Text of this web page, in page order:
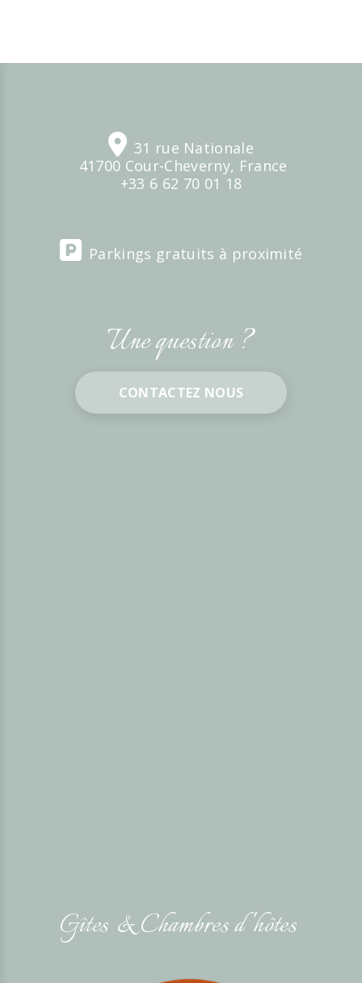
 31 rue Nationale
41700 Cour-Cheverny, France
+33 6 62 70 01 18
 Parkings gratuits à proximité
Une question ?
CONTACTEZ NOUS
Gîtes & Chambres d 'hôtes